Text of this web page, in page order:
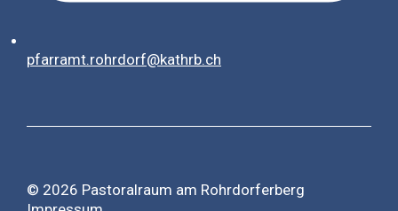
pfarramt.rohrdorf@kathrb.ch
© 2026 Pastoralraum am Rohrdorferberg